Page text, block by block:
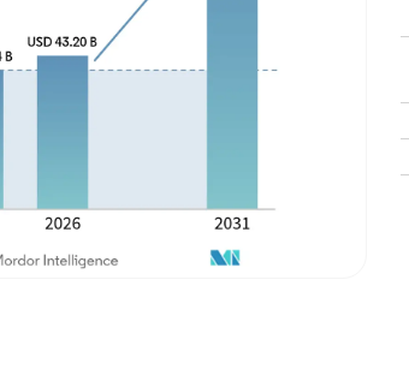
Imagen © Mordor Intelligence. El uso requiere